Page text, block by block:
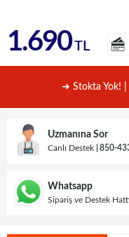
1.690TL
➜ Stokta Yok! |
Uzmanına Sor
Canlı Destek 850-
Whatsapp
Sipariş ve Destek